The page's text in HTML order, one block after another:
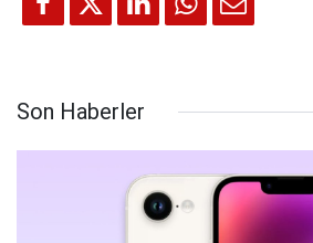
Son Haberler